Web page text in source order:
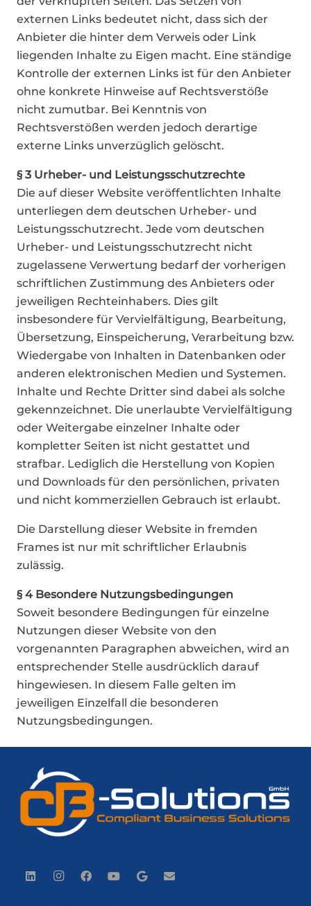
externen Links bedeutet nicht, dass sich der
Anbieter die hinter dem Verweis oder Link
liegenden Inhalte zu Eigen macht. Eine ständige
Kontrolle der externen Links ist für den Anbieter
ohne konkrete Hinweise auf Rechtsverstöße
nicht zumutbar. Bei Kenntnis von
Rechtsverstößen werden jedoch derartige
externe Links unverzüglich gelöscht.
§ 3 Urheber- und Leistungsschutzrechte
Die auf dieser Website veröffentlichten Inhalte
unterliegen dem deutschen Urheber- und
Leistungsschutzrecht. Jede vom deutschen
Urheber- und Leistungsschutzrecht nicht
zugelassene Verwertung bedarf der vorherigen
schriftlichen Zustimmung des Anbieters oder
jeweiligen Rechteinhabers. Dies gilt
insbesondere für Vervielfältigung, Bearbeitung,
Übersetzung, Einspeicherung, Verarbeitung bzw.
Wiedergabe von Inhalten in Datenbanken oder
anderen elektronischen Medien und Systemen.
Inhalte und Rechte Dritter sind dabei als solche
gekennzeichnet. Die unerlaubte Vervielfältigung
oder Weitergabe einzelner Inhalte oder
kompletter Seiten ist nicht gestattet und
strafbar. Lediglich die Herstellung von Kopien
und Downloads für den persönlichen, privaten
und nicht kommerziellen Gebrauch ist erlaubt.
Die Darstellung dieser Website in fremden
Frames ist nur mit schriftlicher Erlaubnis
zulässig.
§ 4 Besondere Nutzungsbedingungen
Soweit besondere Bedingungen für einzelne
Nutzungen dieser Website von den
vorgenannten Paragraphen abweichen, wird an
entsprechender Stelle ausdrücklich darauf
hingewiesen. In diesem Falle gelten im
jeweiligen Einzelfall die besonderen
Nutzungsbedingungen.